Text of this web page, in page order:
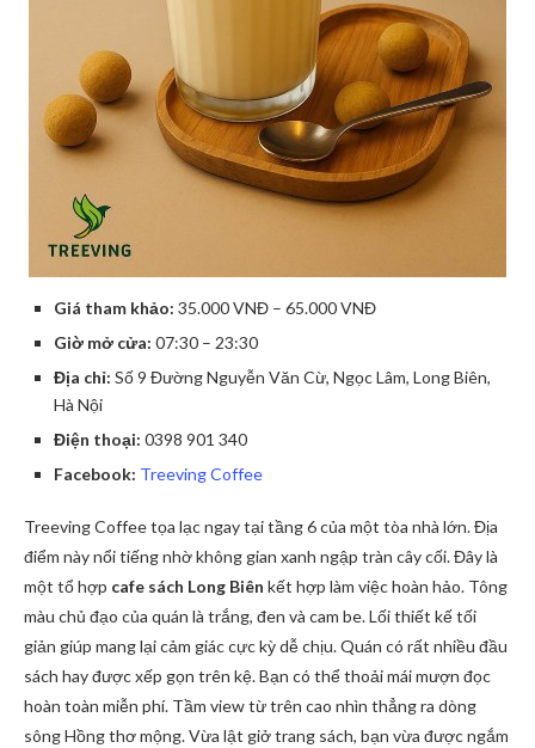
Giá tham khảo: 35.000 VNĐ – 65.000 VNĐ
Giờ mở cửa: 07:30 – 23:30
Địa chỉ: Số 9 Đường Nguyễn Văn Cừ, Ngọc Lâm, Long Biên,
Hà Nội
Điện thoại: 0398 901 340
Facebook: Treeving Coffee
Treeving Coffee tọa lạc ngay tại tầng 6 của một tòa nhà lớn. Địa
điểm này nổi tiếng nhờ không gian xanh ngập tràn cây cối. Đây là
một tổ hợp cafe sách Long Biên kết hợp làm việc hoàn hảo. Tông
màu chủ đạo của quán là trắng, đen và cam be. Lối thiết kế tối
giản giúp mang lại cảm giác cực kỳ dễ chịu. Quán có rất nhiều đầu
sách hay được xếp gọn trên kệ. Bạn có thể thoải mái mượn đọc
hoàn toàn miễn phí. Tầm view từ trên cao nhìn thẳng ra dòng
sông Hồng thơ mộng. Vừa lật giở trang sách, bạn vừa được ngắm